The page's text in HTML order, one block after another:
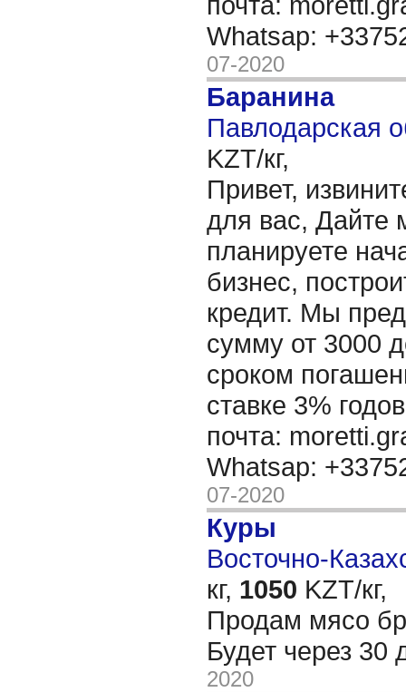
Whatsap:
07-2020
Баранина
Павлодарская
KZT/кг,
Привет,
для вас, Дайте
планируете
бизнес,
кредит. Мы
сумму от 3000
сроком
ставке 3%
почта:
Whatsap:
07-2020
Куры
Восточно-
кг, 1050 KZT/кг,
Продам мясо
Будет через 30
2020